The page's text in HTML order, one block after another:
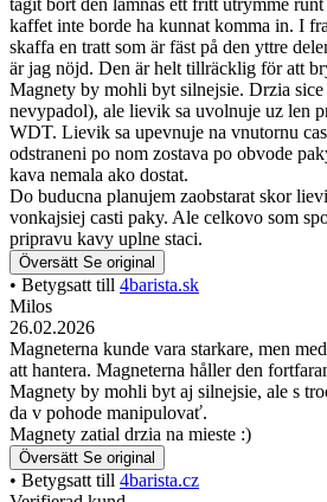
kaffet inte borde ha kunnat komma in. I
skaffa en tratt som är fäst på den yttre
är jag nöjd. Den är helt tillräcklig för att
Magnety by mohli byt silnejsie. Drzia sice
nevypadol), ale lievik sa uvolnuje uz len
WDT. Lievik sa upevnuje na vnutornu
odstraneni po nom zostava po obvode
kava nemala ako dostat.
Do buducna planujem zaobstarat skor
vonkajsiej casti paky. Ale celkovo som
pripravu kavy uplne staci.
Översätt Se original
• Betygsatt till 4barista.sk
Milos
26.02.2026
Magneterna kunde vara starkare, men
att hantera. Magneterna håller den
Magnety by mohli byt aj silnejsie, ale s
da v pohode manipulovať.
Magnety zatial drzia na mieste :)
Översätt Se original
• Betygsatt till 4barista.cz